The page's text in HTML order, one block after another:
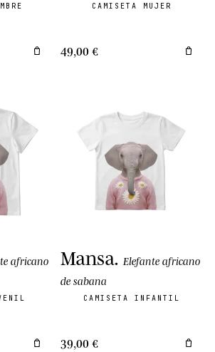
CAMISETA MUJER
49,00 €
africano
Mansa. Elefante africano
de sabana
CAMISETA INFANTIL
39,00 €